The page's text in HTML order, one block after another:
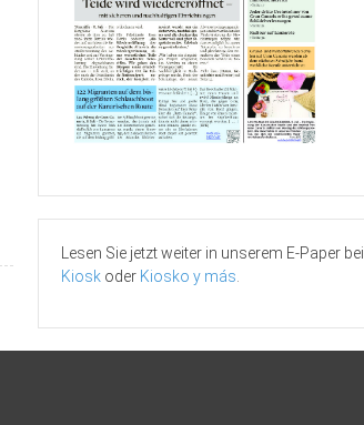
Lesen Sie jetzt weiter in unserem E-Paper bei
Kiosk oder Kiosko y más